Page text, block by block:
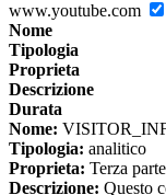
www.youtube.com
Nome
Tipologia
Proprieta
Descrizione
Durata
Nome:
Tipologia: analitico
Proprieta: Terza parte
Descrizione: Questo